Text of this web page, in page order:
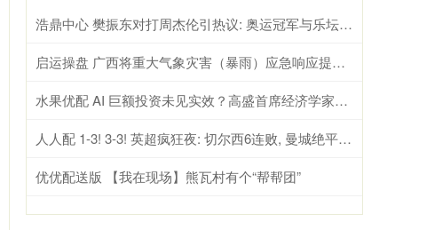
浩鼎中心 樊振东对打周杰伦引热议: 奥运冠军与乐坛天王跨界互动背后体育破圈的真因
启运操盘 广西将重大气象灾害（暴雨）应急响应提升至Ⅱ级
水果优配 AI 巨额投资未见实效？高盛首席经济学家称其对美国 GDP 增长贡献基本为零
人人配 1-3! 3-3! 英超疯狂夜: 切尔西6连败, 曼城绝平, 阿森纳获利好
优优配送版 【我在现场】熊瓦村有个“帮帮团”